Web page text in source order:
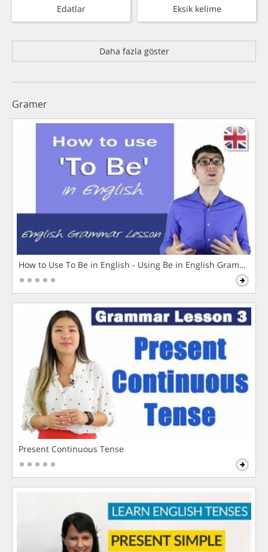
Edatlar Eksik kelime
Daha fazla göster
Gramer
How to Use To Be in English - Using Be in English Grammar
Present Continuous Tense